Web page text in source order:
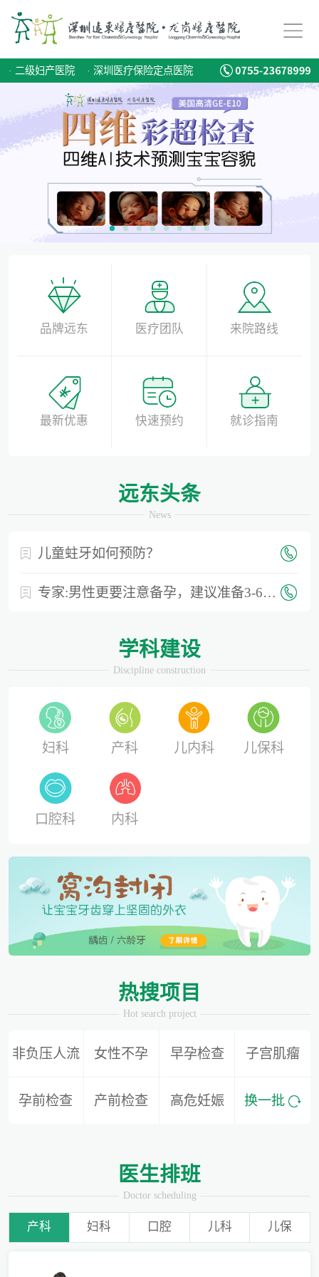
· 二级妇产医院 · 深圳医疗保险定点医院
品牌远东 医疗团队 来院路线
最新优惠 快速预约 就诊指南
远东头条
News
备孕迟迟怀不上，问题到底出在哪？
爱有光，愈未来！深圳远东龙岗妇产医院儿童康复专科正式启航！
儿童蛀牙如何预防？
专家:男性更要注意备孕，建议准备3-6个月时间
学科建设
Discipline construction
妇科 产科 儿内科 儿保科
口腔科 内科
热搜项目
Hot search project
非负压人流 女性不孕 早孕检查 子宫肌瘤
孕前检查 产前检查 高危妊娠 换一批
医生排班
Doctor scheduling
产科 妇科 口腔 儿科 儿保